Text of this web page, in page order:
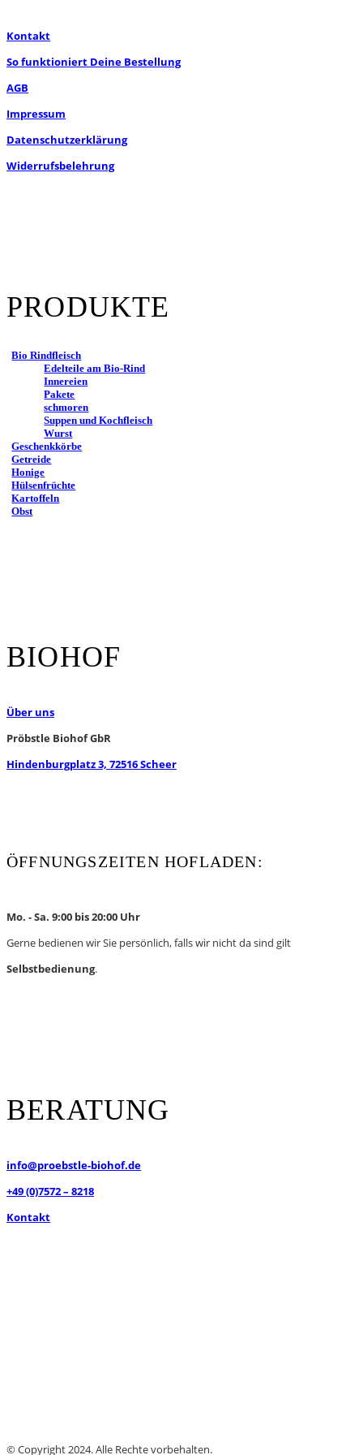
Kontakt
So funktioniert Deine Bestellung
AGB
Impressum
Datenschutzerklärung
Widerrufsbelehrung
PRODUKTE
Bio Rindfleisch
Edelteile am Bio-Rind
Innereien
Pakete
schmoren
Suppen und Kochfleisch
Wurst
Geschenkkörbe
Getreide
Honige
Hülsenfrüchte
Kartoffeln
Obst
BIOHOF
Über uns
Pröbstle Biohof GbR
Hindenburgplatz 3, 72516 Scheer
ÖFFNUNGSZEITEN HOFLADEN:
Mo. - Sa. 9:00 bis 20:00 Uhr
Gerne bedienen wir Sie persönlich, falls wir nicht da sind gilt
Selbstbedienung.
BERATUNG
info@proebstle-biohof.de
+49 (0)7572 – 8218
Kontakt
© Copyright 2024. Alle Rechte vorbehalten.